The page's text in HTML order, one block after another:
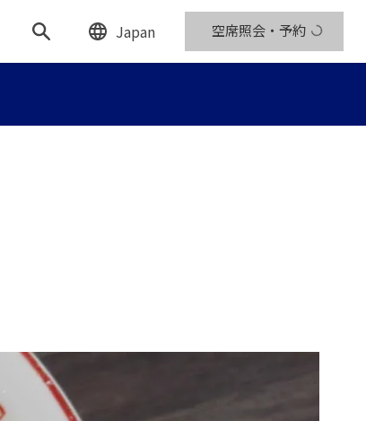
Japan 空席照会・予約